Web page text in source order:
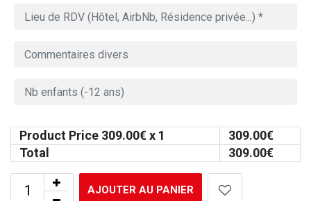
Product Price 309.00€ x 1 309.00€
Total
309.00€
AJOUTER AU PANIER